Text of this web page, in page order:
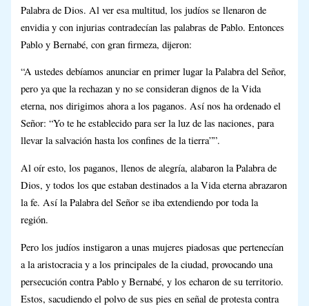
Palabra de Dios. Al ver esa multitud, los judíos se llenaron de
envidia y con injurias contradecían las palabras de Pablo. Entonces
Pablo y Bernabé, con gran firmeza, dijeron:
“A ustedes debíamos anunciar en primer lugar la Palabra del Señor,
pero ya que la rechazan y no se consideran dignos de la Vida
eterna, nos dirigimos ahora a los paganos. Así nos ha ordenado el
Señor: “Yo te he establecido para ser la luz de las naciones, para
llevar la salvación hasta los confines de la tierra””.
Al oír esto, los paganos, llenos de alegría, alabaron la Palabra de
Dios, y todos los que estaban destinados a la Vida eterna abrazaron
la fe. Así la Palabra del Señor se iba extendiendo por toda la
región.
Pero los judíos instigaron a unas mujeres piadosas que pertenecían
a la aristocracia y a los principales de la ciudad, provocando una
persecución contra Pablo y Bernabé, y los echaron de su territorio.
Estos, sacudiendo el polvo de sus pies en señal de protesta contra